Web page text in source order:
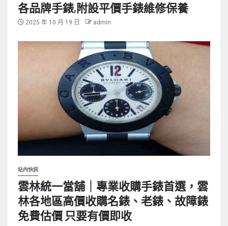
各品牌手錶,附設平價手錶維修保養
2025 年 10 月 19 日 admin
站內快訊
雲林統一當舖｜專業收購手錶首選，雲
林各地區高價收購名錶、老錶、故障錶
免費估價 只要有價即收